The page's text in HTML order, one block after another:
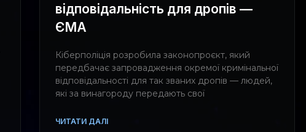
відповідальність для дропів —
ЄМА
Кіберполіція розробила законопроєкт, який
передбачає запровадження окремої кримінальної
відповідальності для так званих дропів — людей,
які за винагороду передають свої
ЧИТАТИ ДАЛІ